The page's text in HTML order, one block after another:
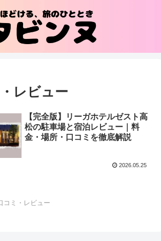
レビュー
【完全版】リーガホテルゼスト高
松の駐車場と宿泊レビュー｜料
金・場所・口コミを徹底解説
2026.05.25
コミ・レビュー